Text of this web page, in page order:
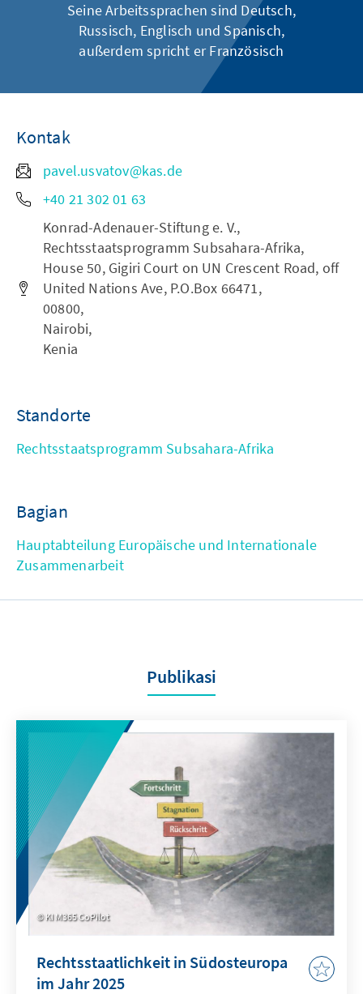
Seine Arbeitssprachen sind Deutsch,
Russisch, Englisch und Spanisch,
außerdem spricht er Französisch
Kontak
pavel.usvatov@kas.de
+40 21 302 01 63
Konrad-Adenauer-Stiftung e. V.,
Rechtsstaatsprogramm Subsahara-Afrika,
House 50, Gigiri Court on UN Crescent Road, off
United Nations Ave, P.O.Box 66471,
00800,
Nairobi,
Kenia
Standorte
Rechtsstaatsprogramm Subsahara-Afrika
Bagian
Hauptabteilung Europäische und Internationale
Zusammenarbeit
Publikasi
KI M365 CoPilot
Rechtsstaatlichkeit in Südosteuropa
im Jahr 2025